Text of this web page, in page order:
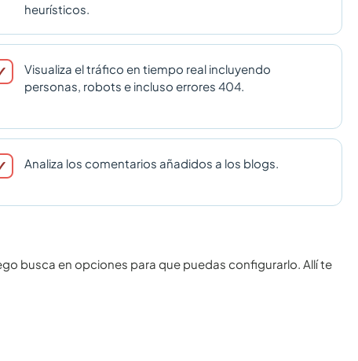
heurísticos.
Visualiza el tráfico en tiempo real incluyendo
personas, robots e incluso errores 404.
Analiza los comentarios añadidos a los blogs.
busca en opciones para que puedas configurarlo. Allí te